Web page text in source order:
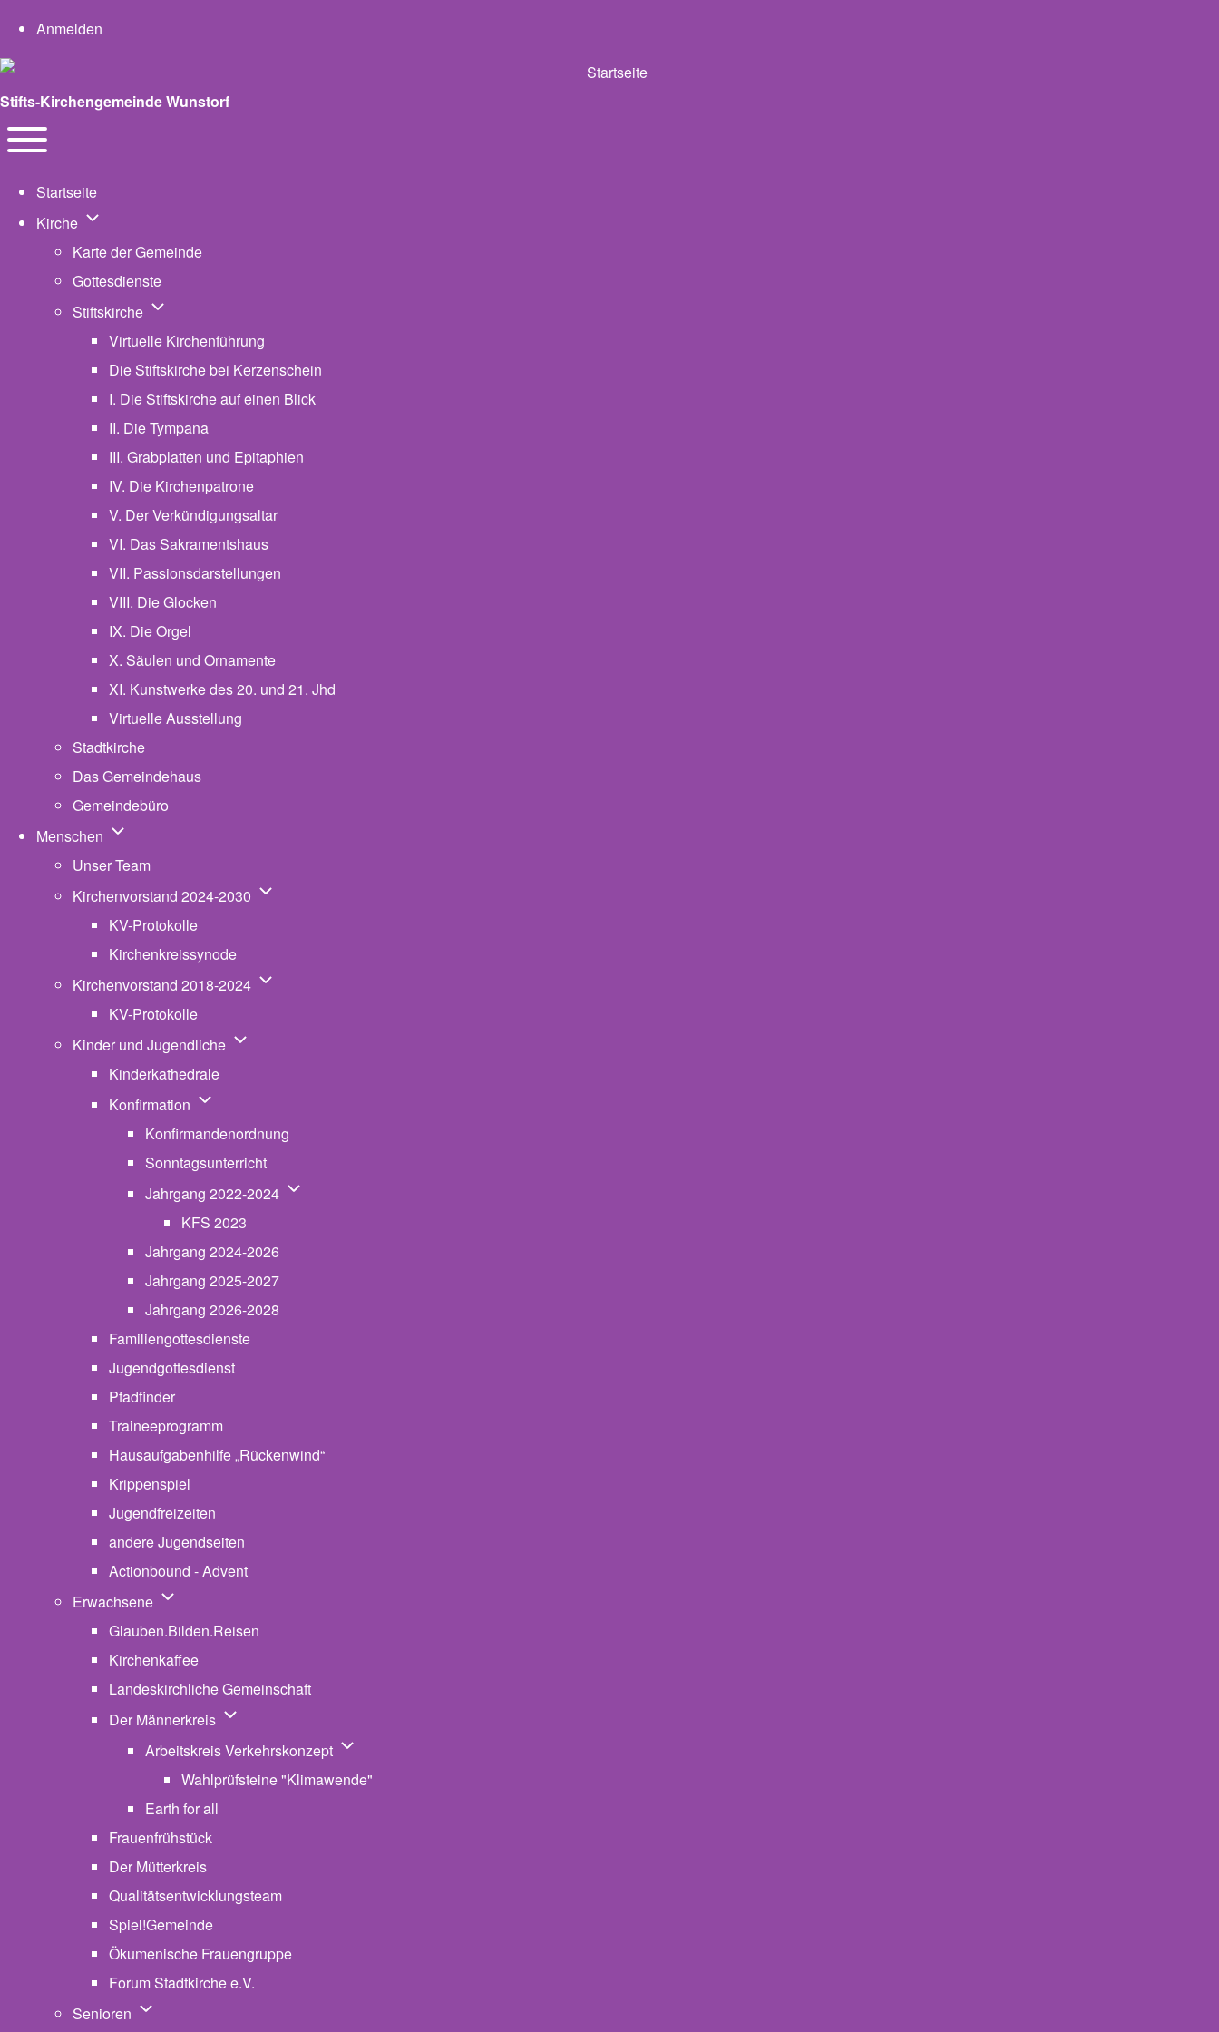
User account menu
Anmelden
Stifts-Kirchengemeinde Wunstorf
Navigation
Startseite
Kirche Unternavigation von Kirche
Karte der Gemeinde
Gottesdienste
Stiftskirche Unternavigation von Stiftskirche
Virtuelle Kirchenführung
Die Stiftskirche bei Kerzenschein
I. Die Stiftskirche auf einen Blick
II. Die Tympana
III. Grabplatten und Epitaphien
IV. Die Kirchenpatrone
V. Der Verkündigungsaltar
VI. Das Sakramentshaus
VII. Passionsdarstellungen
VIII. Die Glocken
IX. Die Orgel
X. Säulen und Ornamente
XI. Kunstwerke des 20. und 21. Jhd
Virtuelle Ausstellung
Stadtkirche
Das Gemeindehaus
Gemeindebüro
Menschen Unternavigation von Menschen
Unser Team
Kirchenvorstand 2024-2030 Unternavigation von Kirchenvorstand 2024-2030
KV-Protokolle
Kirchenkreissynode
Kirchenvorstand 2018-2024 Unternavigation von Kirchenvorstand 2018-2024
KV-Protokolle
Kinder und Jugendliche Unternavigation von Kinder und Jugendliche
Kinderkathedrale
Konfirmation Unternavigation von Konfirmation
Konfirmandenordnung
Sonntagsunterricht
Jahrgang 2022-2024 Unternavigation von Jahrgang 2022-2024
KFS 2023
Jahrgang 2024-2026
Jahrgang 2025-2027
Jahrgang 2026-2028
Familiengottesdienste
Jugendgottesdienst
Pfadfinder
Traineeprogramm
Hausaufgabenhilfe „Rückenwind“
Krippenspiel
Jugendfreizeiten
andere Jugendseiten
Actionbound - Advent
Erwachsene Unternavigation von Erwachsene
Glauben.Bilden.Reisen
Kirchenkaffee
Landeskirchliche Gemeinschaft
Der Männerkreis Unternavigation von Der Männerkreis
Arbeitskreis Verkehrskonzept Unternavigation von Arbeitskreis Verkehrskonzept
Wahlprüfsteine "Klimawende"
Earth for all
Frauenfrühstück
Der Mütterkreis
Qualitätsentwicklungsteam
Spiel!Gemeinde
Ökumenische Frauengruppe
Forum Stadtkirche e.V.
Senioren Unternavigation von Senioren